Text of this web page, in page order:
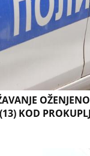
(13) KOD